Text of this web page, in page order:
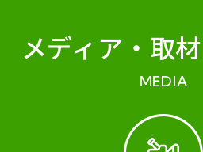
メディア・ 取
MEDIA